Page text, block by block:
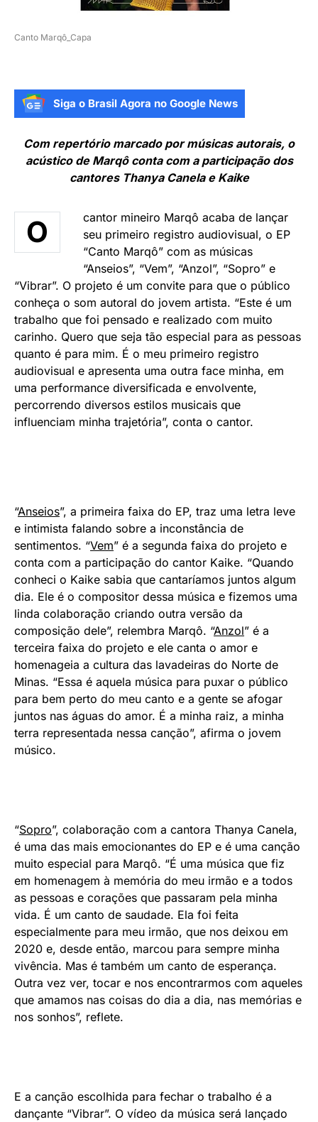
Canto Marqô_Capa
Siga o Brasil Agora no Google News
Com repertório marcado por músicas autorais, o
acústico de Marqô conta com a participação dos
cantores Thanya Canela e Kaike
O
cantor mineiro Marqô acaba de lançar
seu primeiro registro audiovisual, o EP
“Canto Marqô” com as músicas
“Anseios”, “Vem”, “Anzol”, “Sopro” e
“Vibrar”. O projeto é um convite para que o público
conheça o som autoral do jovem artista. “Este é um
trabalho que foi pensado e realizado com muito
carinho. Quero que seja tão especial para as pessoas
quanto é para mim. É o meu primeiro registro
audiovisual e apresenta uma outra face minha, em
uma performance diversificada e envolvente,
percorrendo diversos estilos musicais que
influenciam minha trajetória”, conta o cantor.
“Anseios”, a primeira faixa do EP, traz uma letra leve
e intimista falando sobre a inconstância de
sentimentos. “Vem” é a segunda faixa do projeto e
conta com a participação do cantor Kaike. “Quando
conheci o Kaike sabia que cantaríamos juntos algum
dia. Ele é o compositor dessa música e fizemos uma
linda colaboração criando outra versão da
composição dele”, relembra Marqô. “Anzol” é a
terceira faixa do projeto e ele canta o amor e
homenageia a cultura das lavadeiras do Norte de
Minas. “Essa é aquela música para puxar o público
para bem perto do meu canto e a gente se afogar
juntos nas águas do amor. É a minha raiz, a minha
terra representada nessa canção”, afirma o jovem
músico.
“Sopro”, colaboração com a cantora Thanya Canela,
é uma das mais emocionantes do EP e é uma canção
muito especial para Marqô. “É uma música que fiz
em homenagem à memória do meu irmão e a todos
as pessoas e corações que passaram pela minha
vida. É um canto de saudade. Ela foi feita
especialmente para meu irmão, que nos deixou em
2020 e, desde então, marcou para sempre minha
vivência. Mas é também um canto de esperança.
Outra vez ver, tocar e nos encontrarmos com aqueles
que amamos nas coisas do dia a dia, nas memórias e
nos sonhos”, reflete.
E a canção escolhida para fechar o trabalho é a
dançante “Vibrar”. O vídeo da música será lançado